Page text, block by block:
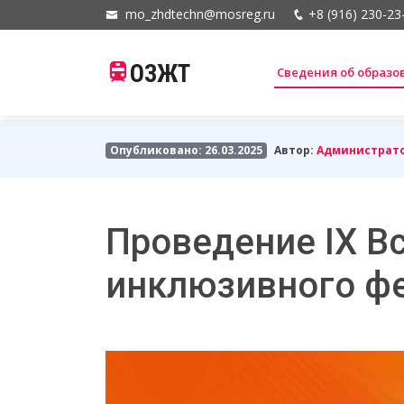
mo_zhdtechn@mosreg.ru +8 (916) 230-
ОЗЖТ Сведения об
Опубликовано: 26.03.2025 Автор:
Проведение IX
инклюзивного